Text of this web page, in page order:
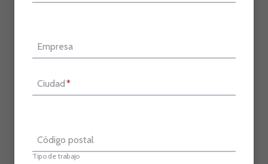
Empresa
Ciudad*
Código postal
Tipo de trabajo